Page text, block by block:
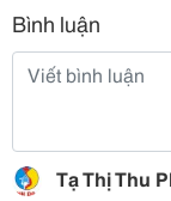
Bình luận
Tạ Thị Thu